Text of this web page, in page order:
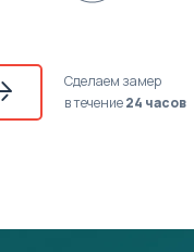
Сделаем замер
в течение24 часов